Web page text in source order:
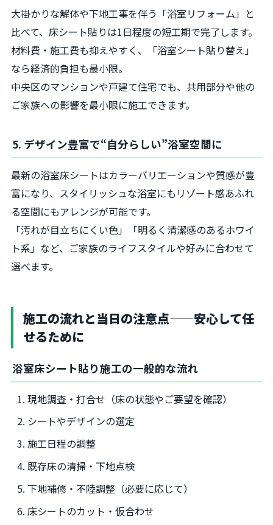
大掛かりな解体や下地工事を伴う「浴室リフォーム」と
比べて、床シート貼りは1日程度の短工期で完了します。
材料費・施工費も抑えやすく、「浴室シート貼り替え」
なら経済的負担も最小限。
中央区のマンションや戸建て住宅でも、共用部分や他の
ご家族への影響を最小限に施工できます。
5. デザイン豊富で“自分らしい”浴室空間に
最新の浴室床シートはカラーバリエーションや質感が豊
富になり、スタイリッシュな浴室にもリゾート感あふれ
る空間にもアレンジが可能です。
「汚れが目立ちにくい色」「明るく清潔感のあるホワイ
ト系」など、ご家族のライフスタイルや好みに合わせて
選べます。
施工の流れと当日の注意点——安心して任
せるために
浴室床シート貼り施工の一般的な流れ
現地調査・打合せ（床の状態やご要望を確認）
シートやデザインの選定
施工日程の調整
既存床の清掃・下地点検
下地補修・不陸調整（必要に応じて）
床シートのカット・仮合わせ